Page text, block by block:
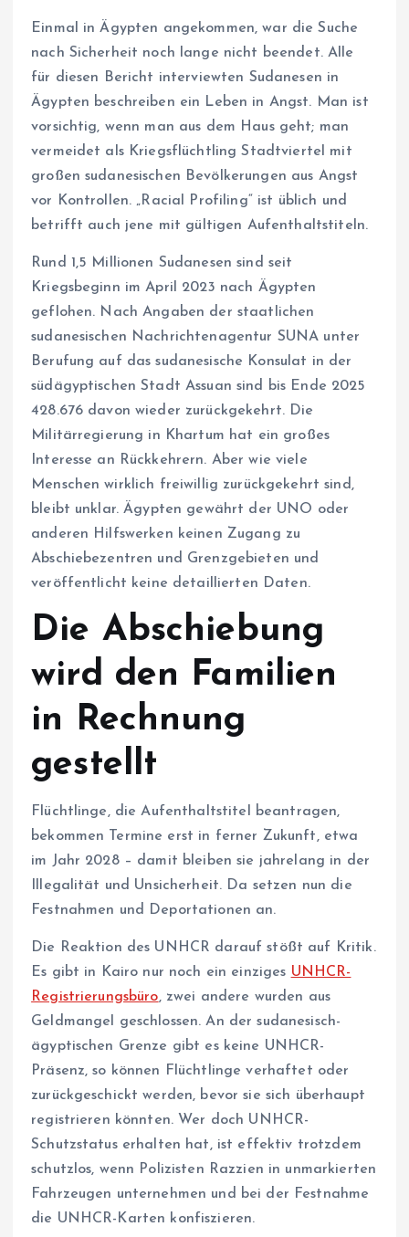
Einmal in Ägypten angekommen, war die Suche
nach Sicherheit noch lange nicht beendet. Alle
für diesen Bericht interviewten Sudanesen in
Ägypten beschreiben ein Leben in Angst. Man ist
vorsichtig, wenn man aus dem Haus geht; man
vermeidet als Kriegsflüchtling Stadtviertel mit
großen sudanesischen Bevölkerungen aus Angst
vor Kontrollen. „Racial Profiling“ ist üblich und
betrifft auch jene mit gültigen Aufenthaltstiteln.
Rund 1,5 Millionen Sudanesen sind seit
Kriegsbeginn im April 2023 nach Ägypten
geflohen. Nach Angaben der staatlichen
sudanesischen Nachrichtenagentur SUNA unter
Berufung auf das sudanesische Konsulat in der
südägyptischen Stadt Assuan sind bis Ende 2025
428.676 davon wieder zurückgekehrt. Die
Militärregierung in Khartum hat ein großes
Interesse an Rückkehrern. Aber wie viele
Menschen wirklich freiwillig zurückgekehrt sind,
bleibt unklar. Ägypten gewährt der UNO oder
anderen Hilfswerken keinen Zugang zu
Abschiebezentren und Grenzgebieten und
veröffentlicht keine detaillierten Daten.
Die Abschiebung
wird den Familien
in Rechnung
gestellt
Flüchtlinge, die Aufenthaltstitel beantragen,
bekommen Termine erst in ferner Zukunft, etwa
im Jahr 2028 – damit bleiben sie jahrelang in der
Illegalität und Unsicherheit. Da setzen nun die
Festnahmen und Deportationen an.
Die Reaktion des UNHCR darauf stößt auf Kritik.
Es gibt in Kairo nur noch ein einziges UNHCR-
Registrierungsbüro, zwei andere wurden aus
Geldmangel geschlossen. An der sudanesisch-
ägyptischen Grenze gibt es keine UNHCR-
Präsenz, so können Flüchtlinge verhaftet oder
zurückgeschickt werden, bevor sie sich überhaupt
registrieren könnten. Wer doch UNHCR-
Schutzstatus erhalten hat, ist effektiv trotzdem
schutzlos, wenn Polizisten Razzien in unmarkierten
Fahrzeugen unternehmen und bei der Festnahme
die UNHCR-Karten konfiszieren.